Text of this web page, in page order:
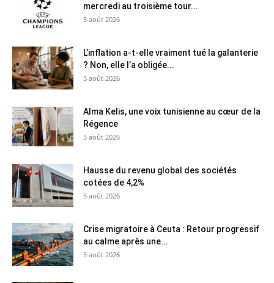
mercredi au troisième tour...
5 août 2026
L’inflation a-t-elle vraiment tué la galanterie
? Non, elle l’a obligée...
5 août 2026
Alma Kelis, une voix tunisienne au cœur de la
Régence
5 août 2026
Hausse du revenu global des sociétés
cotées de 4,2%
5 août 2026
Crise migratoire à Ceuta : Retour progressif
au calme après une...
5 août 2026